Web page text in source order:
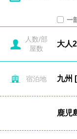
一
人数/部
屋数
宿泊地